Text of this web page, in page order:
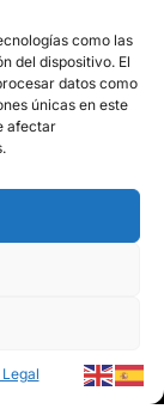
como las
del dispositivo. El
datos como
únicas en este
afectar